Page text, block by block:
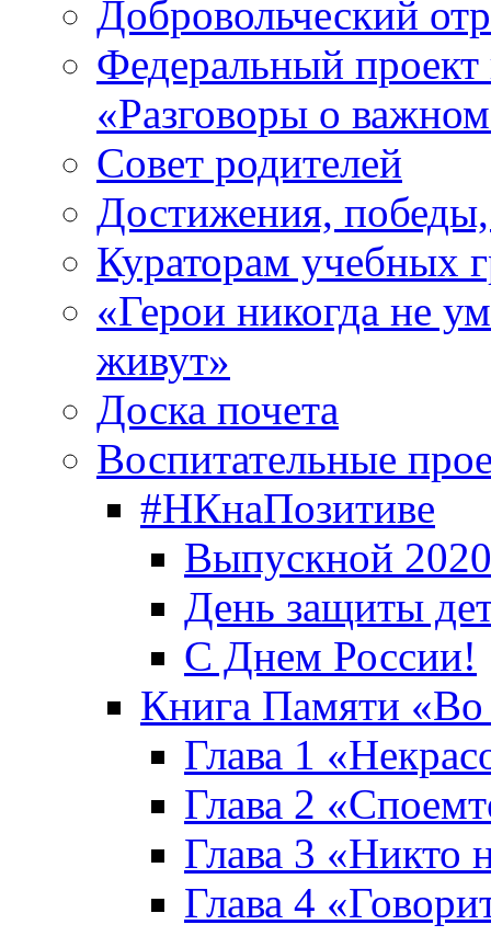
Добровольческий
Федеральный
«Разговоры о
Совет родителей
Достижения,
Кураторам учебных
«Герои никогда не
живут»
Доска почета
Воспитательные
#НКнаПозитиве
Выпускной
День защиты
С Днем России!
Книга Памяти
Глава 1
Глава 2
Глава 3 «Никто
Глава 4